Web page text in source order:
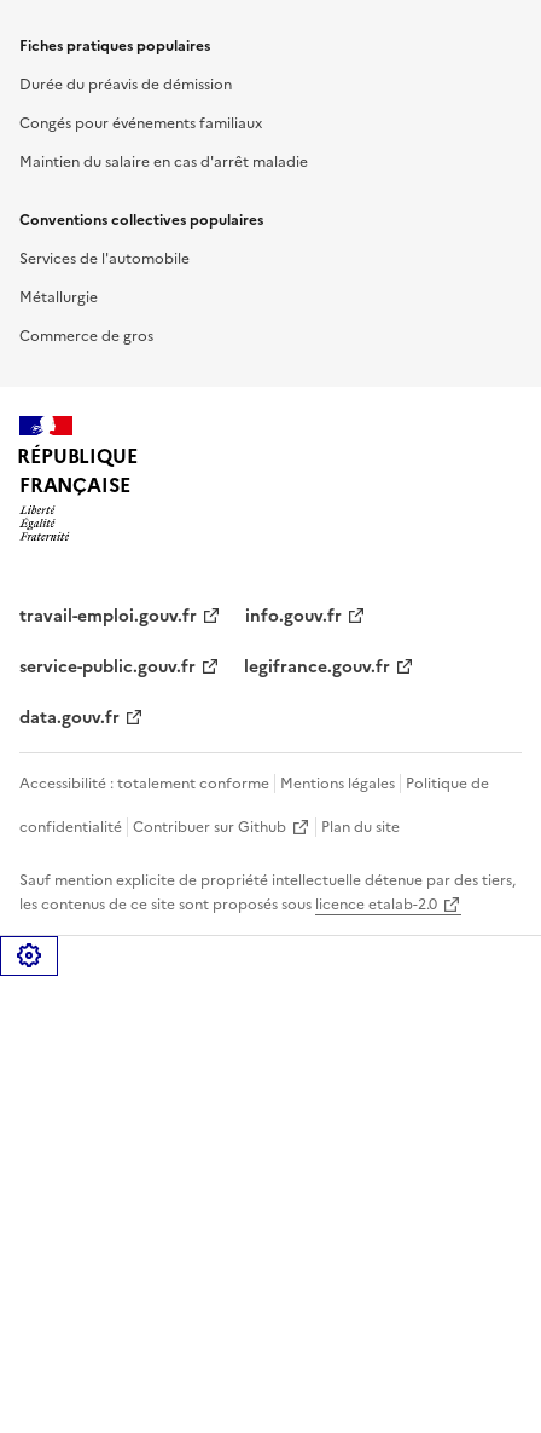
Fiches pratiques populaires
Durée du préavis de démission
Congés pour événements familiaux
Maintien du salaire en cas d'arrêt maladie
Conventions collectives populaires
Services de l'automobile
Métallurgie
Commerce de gros
RÉPUBLIQUE
FRANÇAISE
travail-emploi.gouv.fr
info.gouv.fr
service-public.gouv.fr
legifrance.gouv.fr
data.gouv.fr
Accessibilité : totalement conforme Mentions légales Politique de
confidentialité Contribuer sur Github Plan du site
Sauf mention explicite de propriété intellectuelle détenue par des tiers,
les contenus de ce site sont proposés sous licence etalab-2.0
Gérer les cookies